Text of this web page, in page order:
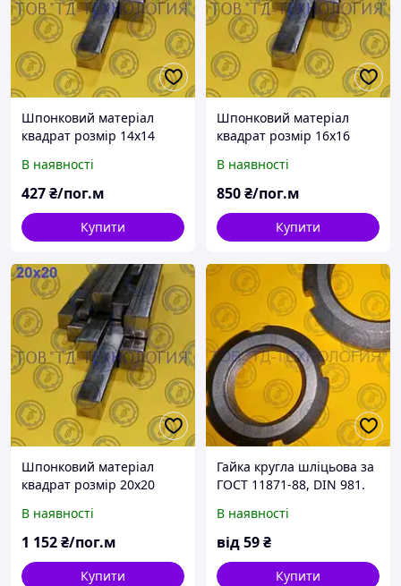
Шпонковий матеріал
квадрат розмір 14х14
В наявності
427₴/пог.м
Купити
Шпонковий матеріал
квадрат розмір 16х16
В наявності
850₴/пог.м
Купити
Шпонковий матеріал
квадрат розмір 20х20
В наявності
1 152₴/пог.м
Купити
Гайка кругла шліцьова за
ГОСТ 11871-88, DIN 981.
В наявності
від59₴
Купити